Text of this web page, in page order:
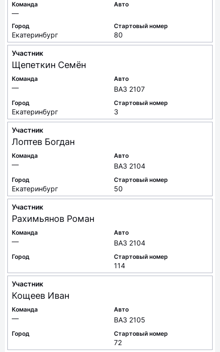
Команда
—
Авто
Город
Екатеринбург
Стартовый номер
80
Участник
Щепеткин Семён
Команда
—
Авто
ВАЗ 2107
Город
Екатеринбург
Стартовый номер
3
Участник
Лоптев Богдан
Команда
—
Авто
ВАЗ 2104
Город
Екатеринбург
Стартовый номер
50
Участник
Рахимьянов Роман
Команда
—
Авто
ВАЗ 2104
Город Стартовый номер
114
Участник
Кощеев Иван
Команда
—
Авто
ВАЗ 2105
Город Стартовый номер
72